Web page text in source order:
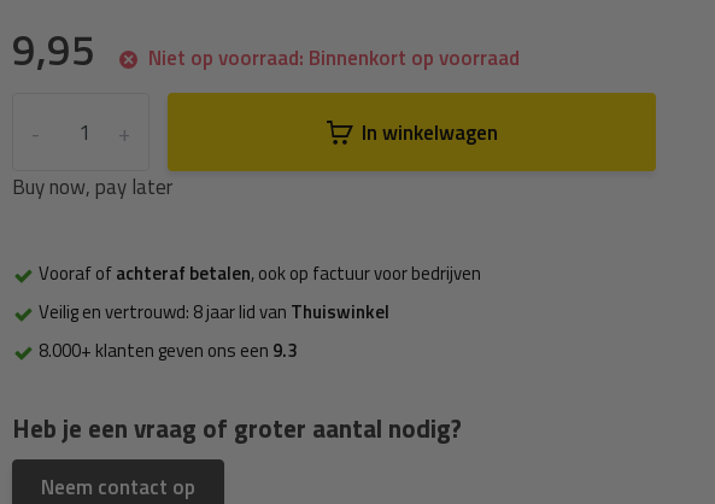
9,95 Niet op voorraad: Binnenkort op voorraad
+
-
In winkelwagen
Buy now, pay later
Vooraf ofachteraf betalen, ook op factuur voor bedrijven
Veilig en vertrouwd: 8 jaar lid van Thuiswinkel
8.000+ klanten geven ons een 9.3
Heb je een vraag of groter aantal nodig?
Neem contact op